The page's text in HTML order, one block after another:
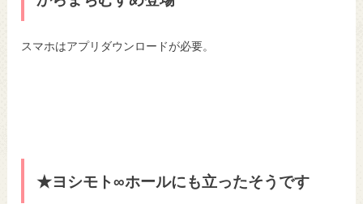
スマホはアプリダウンロードが必要。
★ヨシモト∞ホールにも立ったそうです